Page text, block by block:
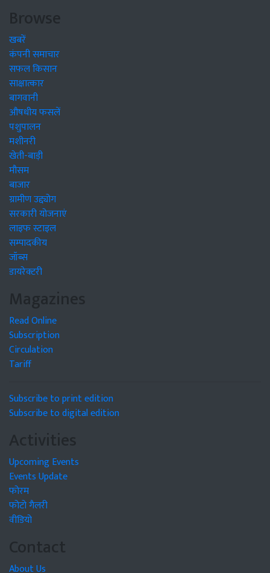
Browse
खबरें
कंपनी समाचार
सफल किसान
साक्षात्कार
बागवानी
औषधीय फसलें
पशुपालन
मशीनरी
खेती-बाड़ी
मौसम
बाजार
ग्रामीण उद्द्योग
सरकारी योजनाएं
लाइफ स्टाइल
सम्पादकीय
जॉब्स
डायरेक्टरी
Magazines
Read Online
Subscription
Circulation
Tariff
Subscribe to print edition
Subscribe to digital edition
Activities
Upcoming Events
Events Update
फोरम
फोटो गैलरी
वीडियो
Contact
About Us